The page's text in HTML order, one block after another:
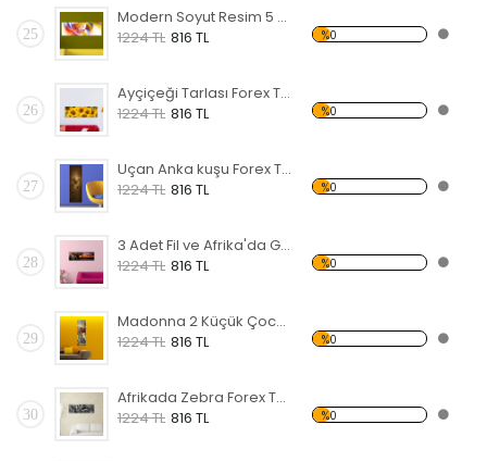
25
Modern Soyut Resim 5 Forex Tablo
1224 TL 816 TL %0
26
Ayçiçeği Tarlası Forex Tablo
1224 TL 816 TL %0
27
Uçan Anka kuşu Forex Tablo
1224 TL 816 TL %0
28
3 Adet Fil ve Afrika'da Gün Batımı Forex Tablo
1224 TL 816 TL %0
29
Madonna 2 Küçük Çocuk Forex Tablo
1224 TL 816 TL %0
30
Afrikada Zebra Forex Tablo
1224 TL 816 TL %0